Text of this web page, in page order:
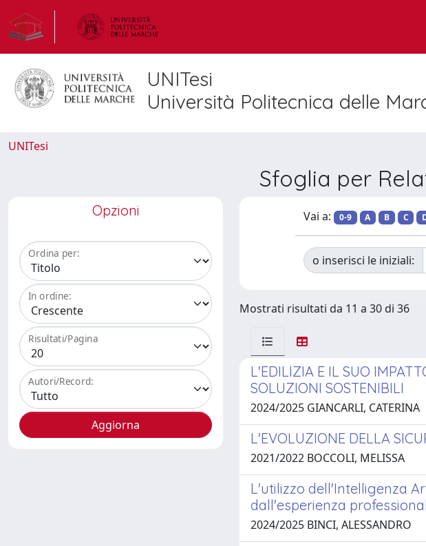
UNITesi
Università Politecnica delle
UNITesi
Sfoglia per
Opzioni
Ordina per:
In ordine:
Risultati/Pagina
Autori/Record:
Vai a: 0-9 A B C
o inserisci le iniziali:
Mostrati risultati da 11 a 30 di 36
L'EDILIZIA E IL SUO
SOLUZIONI SOSTENIBILI
2024/2025 GIANCARLI, CATERINA
L'EVOLUZIONE DELLA
2021/2022 BOCCOLI, MELISSA
L'utilizzo dell'Intelligenza
dall'esperienza
2024/2025 BINCI, ALESSANDRO